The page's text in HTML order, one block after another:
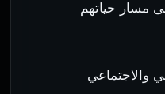
مسار حياتهم
والاجتماعي